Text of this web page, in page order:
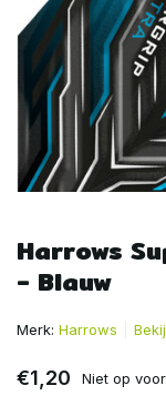
Harrows
- Blauw
Merk: Harrows
€1,20 Niet op